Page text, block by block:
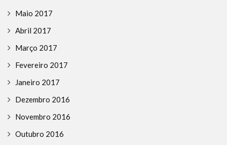
Maio 2017
Abril 2017
Março 2017
Fevereiro 2017
Janeiro 2017
Dezembro 2016
Novembro 2016
Outubro 2016